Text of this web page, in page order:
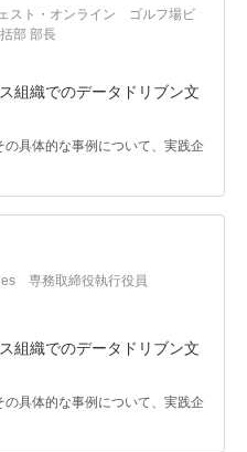
スト・オンライン ゴルフ場ビ
部 部長
組織でのデータドリブン文
具体的な事例について、実践企
専務取締役執行役員
組織でのデータドリブン文
具体的な事例について、実践企